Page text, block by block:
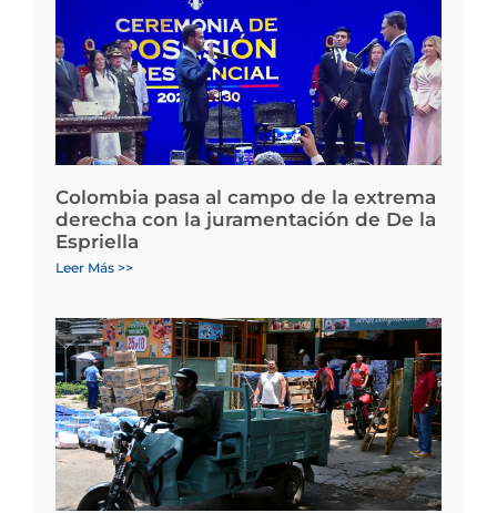
Colombia pasa al campo de la extrema
derecha con la juramentación de De la
Espriella
Leer Más >>